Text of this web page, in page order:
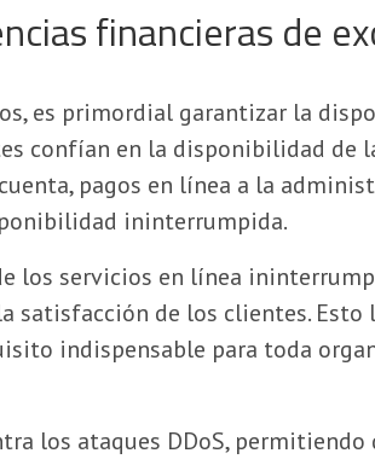
financieras de
es primordial garantizar la
confían en la disponibilidad de
pagos en línea a la
ininterrumpida.
los servicios en línea
satisfacción de los clientes.
indispensable para toda
los ataques DDoS,